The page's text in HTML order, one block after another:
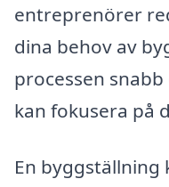
entreprenörer
dina behov av
processen
kan fokusera på
En